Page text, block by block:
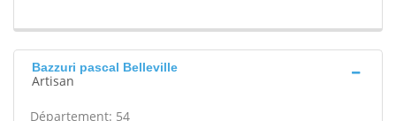
Bazzuri pascal Belleville
Artisan
Département: 54